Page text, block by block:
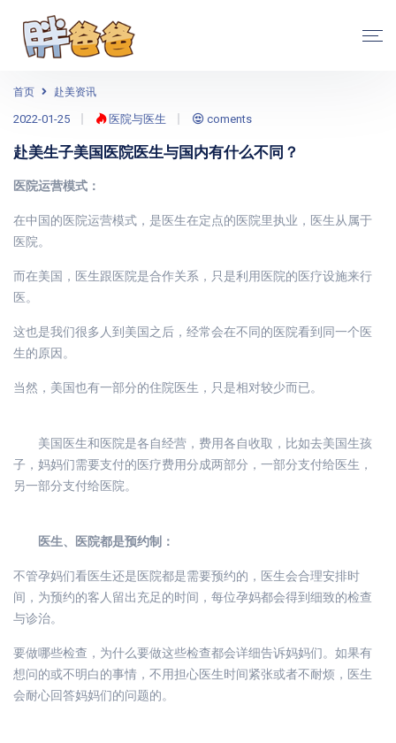
首页 赴美资讯
2022-01-25 医院与医生 coments
赴美生子美国医院医生与国内有什么不同？
医院运营模式：
在中国的医院运营模式，是医生在定点的医院里执业，医生从属于
医院。
而在美国，医生跟医院是合作关系，只是利用医院的医疗设施来行
医。
这也是我们很多人到美国之后，经常会在不同的医院看到同一个医
生的原因。
当然，美国也有一部分的住院医生，只是相对较少而已。
美国医生和医院是各自经营，费用各自收取，比如去美国生孩
子，妈妈们需要支付的医疗费用分成两部分，一部分支付给医生，
另一部分支付给医院。
医生、医院都是预约制：
不管孕妈们看医生还是医院都是需要预约的，医生会合理安排时
间，为预约的客人留出充足的时间，每位孕妈都会得到细致的检查
与诊治。
要做哪些检查，为什么要做这些检查都会详细告诉妈妈们。如果有
想问的或不明白的事情，不用担心医生时间紧张或者不耐烦，医生
会耐心回答妈妈们的问题的。